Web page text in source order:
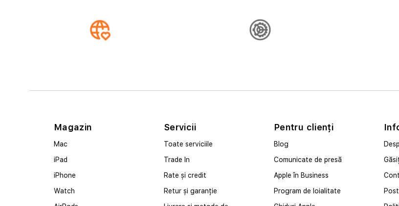
Magazin
Mac
iPad
iPhone
Watch
Servicii
Toate serviciile
Trade In
Rate și credit
Retur și garanție
Pentru clienți
Blog
Comunicate de presă
Apple în Business
Program de loialitate